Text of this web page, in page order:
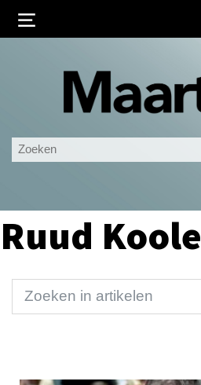
Ingelogd blijven
Ruud Koole